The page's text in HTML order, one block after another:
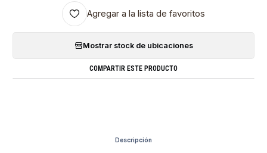
Agregar a la lista de favoritos
Mostrar stock de ubicaciones
COMPARTIR ESTE PRODUCTO
Descripción